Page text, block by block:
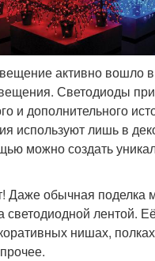
активно вошло
Светодиоды
и дополнительного
используют лишь в
можно создать
Даже обычная поделка
светодиодной лентой.
нишах,